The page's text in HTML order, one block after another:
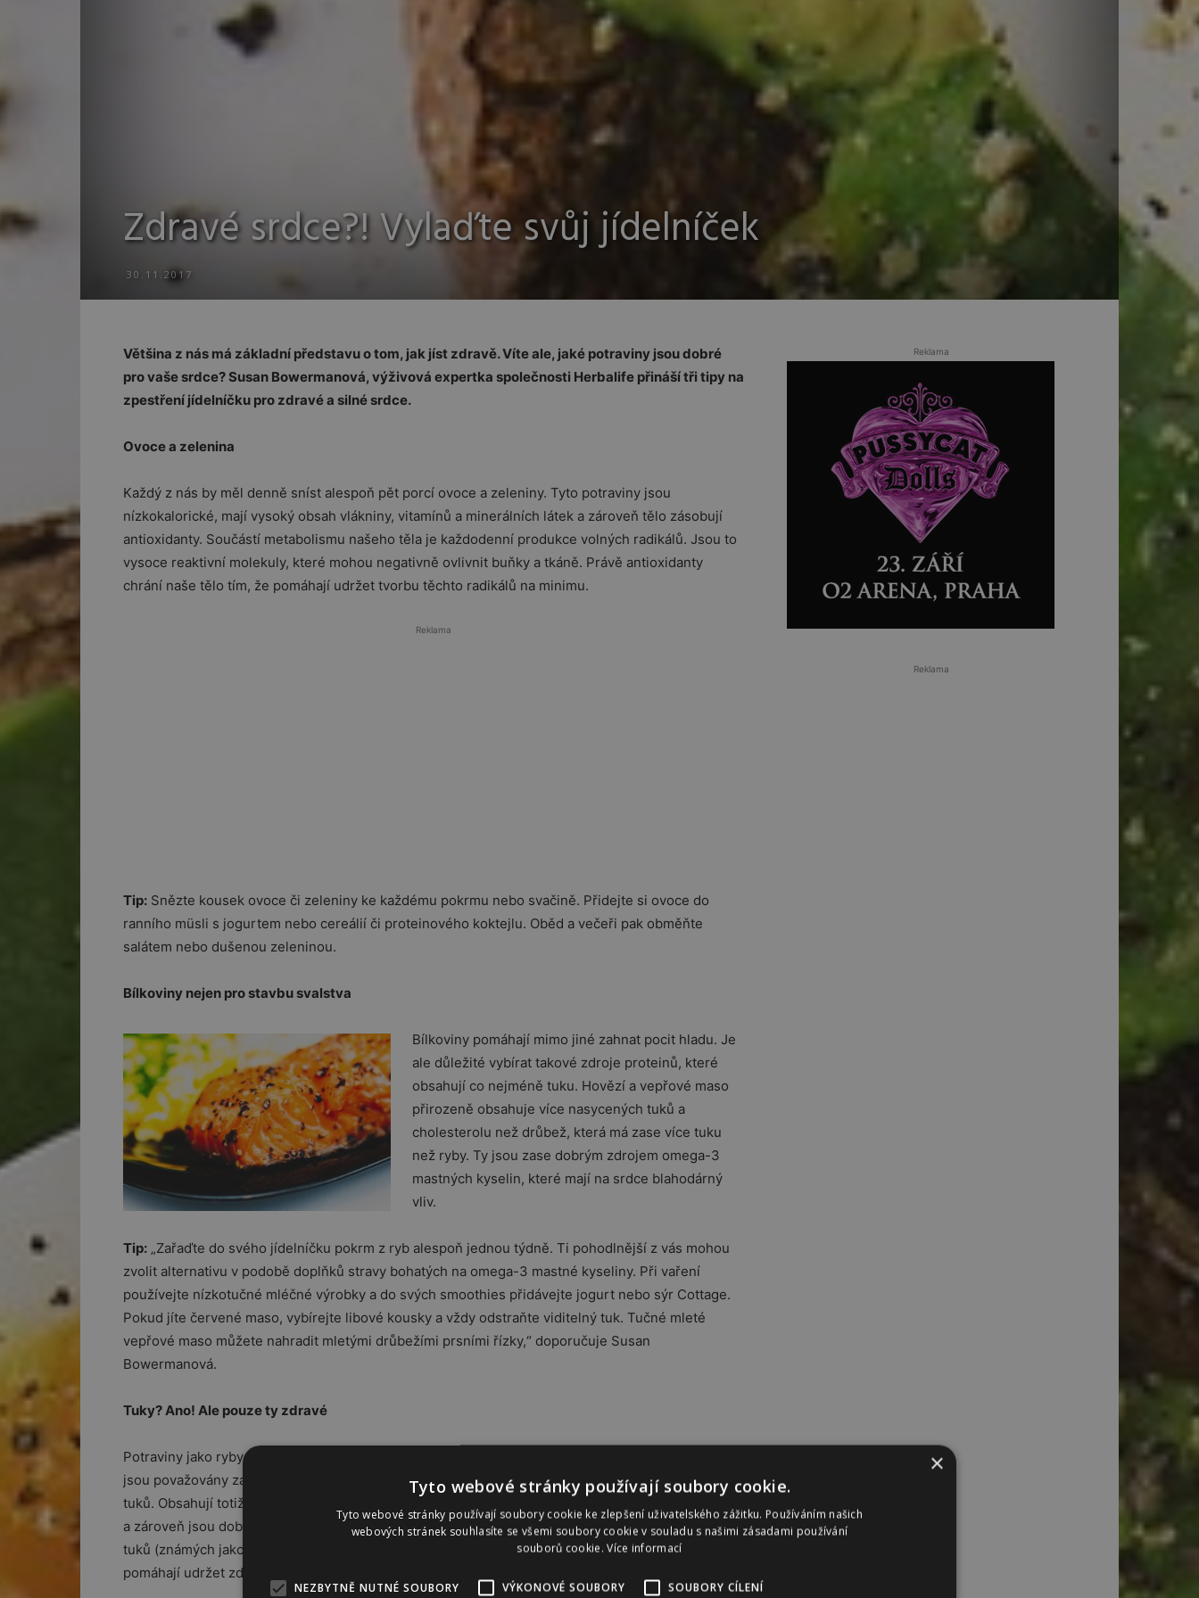
Zdravé srdce?! Vylaďte svůj jídelníček
30.11.2017
Většina z nás má základní představu o tom, jak jíst zdravě. Víte ale, jaké potraviny jsou dobré
pro vaše srdce? Susan Bowermanová, výživová expertka společnosti Herbalife přináší tři tipy na
zpestření jídelníčku pro zdravé a silné srdce.
Ovoce a zelenina
Každý z nás by měl denně sníst alespoň pět porcí ovoce a zeleniny. Tyto potraviny jsou
nízkokalorické, mají vysoký obsah vlákniny, vitamínů a minerálních látek a zároveň tělo zásobují
antioxidanty. Součástí metabolismu našeho těla je každodenní produkce volných radikálů. Jsou to
vysoce reaktivní molekuly, které mohou negativně ovlivnit buňky a tkáně. Právě antioxidanty
chrání naše tělo tím, že pomáhají udržet tvorbu těchto radikálů na minimu.
Reklama
Tip: Snězte kousek ovoce či zeleniny ke každému pokrmu nebo svačině. Přidejte si ovoce do
ranního müsli s jogurtem nebo cereálií či proteinového koktejlu. Oběd a večeři pak obměňte
salátem nebo dušenou zeleninou.
Bílkoviny nejen pro stavbu svalstva
Bílkoviny pomáhají mimo jiné zahnat pocit hladu. Je
ale důležité vybírat takové zdroje proteinů, které
obsahují co nejméně tuku. Hovězí a vepřové maso
přirozeně obsahuje více nasycených tuků a
cholesterolu než drůbež, která má zase více tuku
než ryby. Ty jsou zase dobrým zdrojem omega-3
mastných kyselin, které mají na srdce blahodárný
vliv.
Tip: „Zařaďte do svého jídelníčku pokrm z ryb alespoň jednou týdně. Ti pohodlnější z vás mohou
zvolit alternativu v podobě doplňků stravy bohatých na omega-3 mastné kyseliny. Při vaření
používejte nízkotučné mléčné výrobky a do svých smoothies přidávejte jogurt nebo sýr Cottage.
Pokud jíte červené maso, vybírejte libové kousky a vždy odstraňte viditelný tuk. Tučné mleté
vepřové maso můžete nahradit mletými drůbežími prsními řízky,“ doporučuje Susan
Bowermanová.
Tuky? Ano! Ale pouze ty zdravé
Potraviny jako ryby, ořechy, avokádo a olivový olej
jsou považovány za jedny z nejzdravějších zdrojů
tuků. Obsahují totiž jen velmi málo nasycených tuků
a zároveň jsou dobrým zdrojem polynenasycených
tuků (známých jako omega-3 a omega-6), které
pomáhají udržet zdravou hladinu cholesterolu v krvi.
Reklama
Reklama
×
Tyto webové stránky používají soubory cookie.
Tyto webové stránky používají soubory cookie ke zlepšení uživatelského zážitku. Používáním našich
webových stránek souhlasíte se všemi soubory cookie v souladu s našimi zásadami používání
souborů cookie.Více informací
NEZBYTNĚ NUTNÉ SOUBORY VÝKONOVÉ SOUBORY SOUBORY CÍLENÍ